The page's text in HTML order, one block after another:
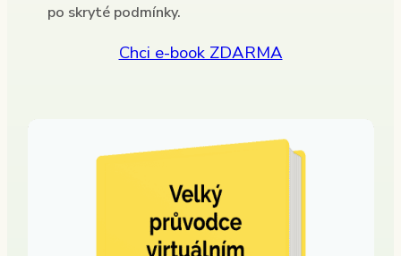
po skryté podmínky.
Chci e-book ZDARMA